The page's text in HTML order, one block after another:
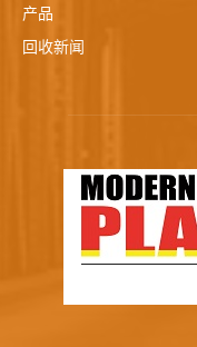
产品
回收新闻